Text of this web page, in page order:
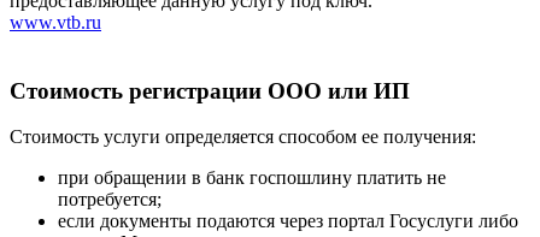
www.vtb.ru
Стоимость регистрации ООО или ИП
Стоимость услуги определяется способом ее получения:
при обращении в банк госпошлину платить не
потребуется;
если документы подаются через портал Госуслуги либо